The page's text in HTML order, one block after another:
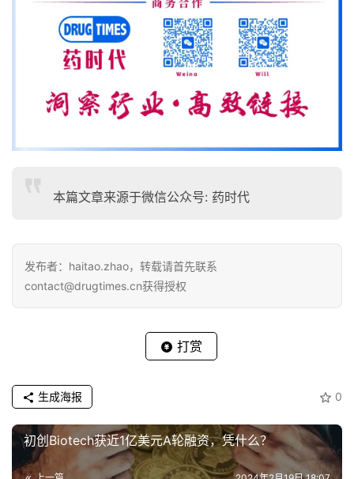
本篇文章来源于微信公众号: 药时代
发布者：haitao.zhao，转载请首先联系
contact@drugtimes.cn获得授权
初创Biotech获近1亿美元A轮融资，凭什么？
上一篇 2024年2月19日 18:07
搁置多年的潜在FIC被买走了……
2024年2月20日 21:59
相关推荐
原创作品 原创作品